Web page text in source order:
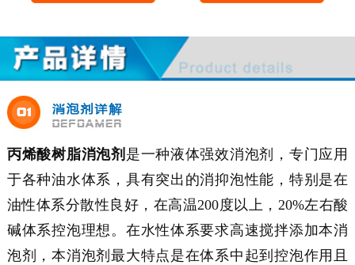
丙烯酸树脂消泡剂 是一种液体强效消泡剂，专门应用
于各种油水体系，具有突出的消抑泡性能，特别是在
油性体系分散性良好，在高温200度以上，20%左右酸
碱体系控泡理想。在水性体系要求高速搅拌添加本消
泡剂，本消泡剂最大特点是在体系中起到控泡作用且